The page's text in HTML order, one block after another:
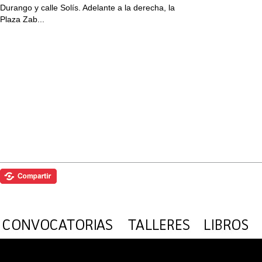
Durango y calle Solís. Adelante a la derecha, la
Plaza Zab...